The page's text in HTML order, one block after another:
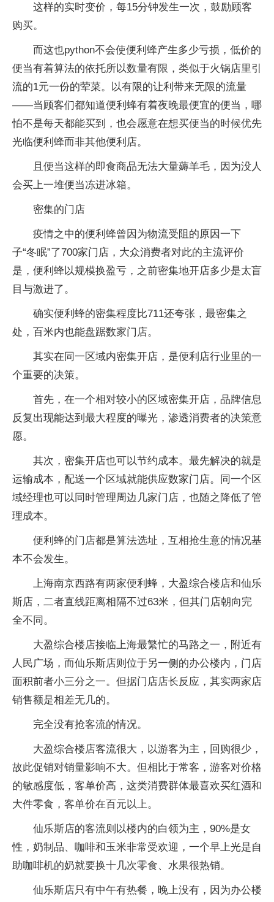
这样的实时变价，每15分钟发生一次，鼓励顾客
购买。
而这也python不会使便利蜂产生多少亏损，低价的
便当有着算法的依托所以数量有限，类似于火锅店里引
流的1元一份的荤菜。以有限的让利带来无限的流量
——当顾客们都知道便利蜂有着夜晚最便宜的便当，哪
怕不是每天都能买到，也会愿意在想买便当的时候优先
光临便利蜂而非其他便利店。
且便当这样的即食商品无法大量薅羊毛，因为没人
会买上一堆便当冻进冰箱。
密集的门店
疫情之中的便利蜂曾因为物流受阻的原因一下
子“冬眠”了700家门店，大众消费者对此的主流评价
是，便利蜂以规模换盈亏，之前密集地开店多少是太盲
目与激进了。
确实便利蜂的密集程度比711还夸张，最密集之
处，百米内也能盘踞数家门店。
其实在同一区域内密集开店，是便利店行业里的一
个重要的决策。
首先，在一个相对较小的区域密集开店，品牌信息
反复出现能达到最大程度的曝光，渗透消费者的决策意
愿。
其次，密集开店也可以节约成本。最先解决的就是
运输成本，配送一个区域就能供应数家门店。同一个区
域经理也可以同时管理周边几家门店，也随之降低了管
理成本。
便利蜂的门店都是算法选址，互相抢生意的情况基
本不会发生。
上海南京西路有两家便利蜂，大盈综合楼店和仙乐
斯店，二者直线距离相隔不过63米，但其门店朝向完
全不同。
大盈综合楼店接临上海最繁忙的马路之一，附近有
人民广场，而仙乐斯店则位于另一侧的办公楼内，门店
面积前者小三分之一。但据门店店长反应，其实两家店
销售额是相差无几的。
完全没有抢客流的情况。
大盈综合楼店客流很大，以游客为主，回购很少，
故此促销对销量影响不大。但相比于常客，游客对价格
的敏感度低，客单价高，这类消费群体最喜欢买红酒和
大件零食，客单价在百元以上。
仙乐斯店的客流则以楼内的白领为主，90%是女
性，奶制品、咖啡和玉米非常受欢迎，一个早上光是自
助咖啡机的奶就要换十几次零食、水果很热销。
仙乐斯店只有中午有热餐，晚上没有，因为办公楼